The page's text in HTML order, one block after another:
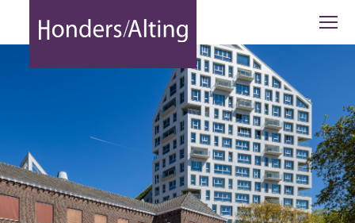
Edenstraat 21-02 Eindhoven -